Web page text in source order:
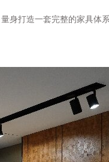
打造一套完整的家具体